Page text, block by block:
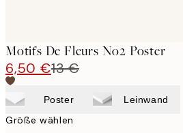
Motifs De Fleurs No2 Poster
6,50 €13 €
Poster Leinwand
Größe wählen